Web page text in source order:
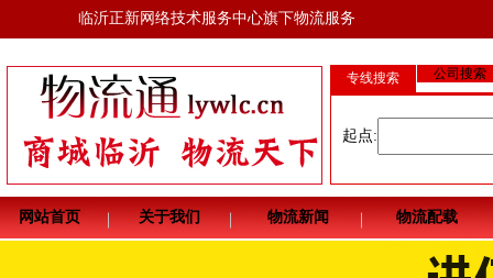
临沂正新网络技术服务中心旗下物流服务
专线搜索 公司搜索
起点:
网站首页 关于我们 物流新闻 物流配载